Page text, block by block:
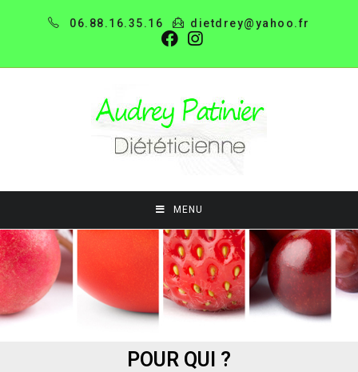
06.88.16.35.16 dietdrey@yahoo.fr
MENU
POUR QUI ?